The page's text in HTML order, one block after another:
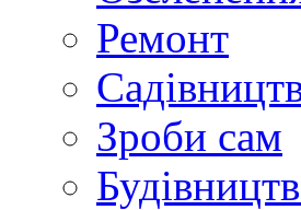
Ремонт
Зроби сам